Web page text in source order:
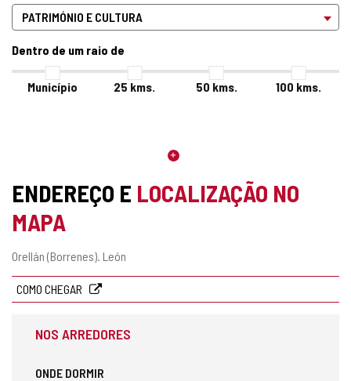
Dentro de um raio de
Município 25 kms. 50 kms. 100 kms.
ENDEREÇO E LOCALIZAÇÃO NO
MAPA
Endereço
Orellán (Borrenes). León
COMO CHEGAR
NOS ARREDORES
ONDE DORMIR